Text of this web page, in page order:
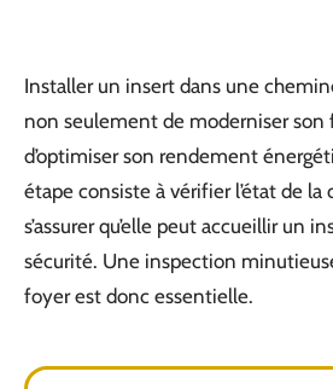
Installer un insert dans une
non seulement de moderniser son
d’optimiser son rendement
étape consiste à vérifier l’état de
s’assurer qu’elle peut accueillir un
sécurité. Une inspection
foyer est donc essentielle.